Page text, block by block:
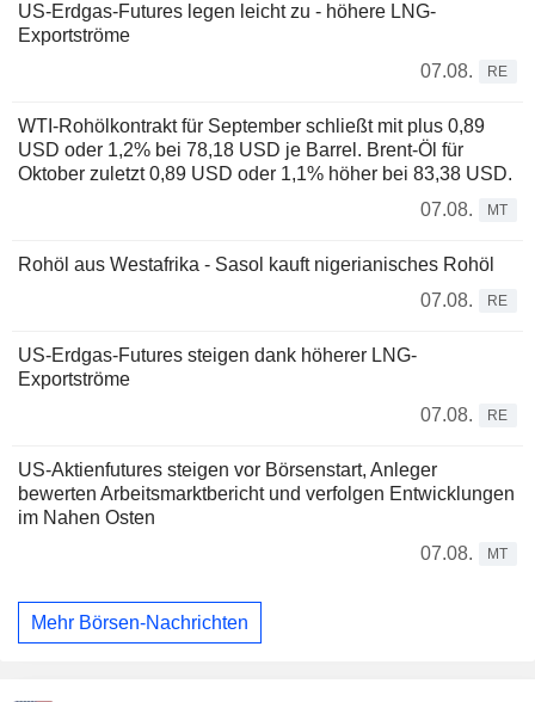
US-Erdgas-Futures legen leicht zu - höhere LNG-
Exportströme
07.08.
RE
WTI-Rohölkontrakt für September schließt mit plus 0,89
USD oder 1,2% bei 78,18 USD je Barrel. Brent-Öl für
Oktober zuletzt 0,89 USD oder 1,1% höher bei 83,38 USD.
07.08.
MT
Rohöl aus Westafrika - Sasol kauft nigerianisches Rohöl
07.08.
RE
US-Erdgas-Futures steigen dank höherer LNG-
Exportströme
07.08.
RE
US-Aktienfutures steigen vor Börsenstart, Anleger
bewerten Arbeitsmarktbericht und verfolgen Entwicklungen
im Nahen Osten
07.08.
MT
Mehr Börsen-Nachrichten